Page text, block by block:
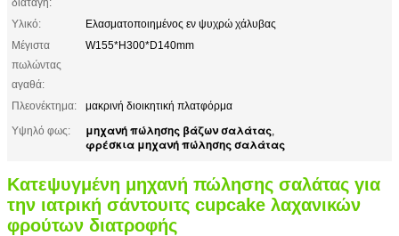
διαταγή:
Υλικό:
Ελασματοποιημένος εν ψυχρώ χάλυβας
Μέγιστα
πωλώντας
αγαθά:
W155*H300*D140mm
Πλεονέκτημα:
μακρινή διοικητική πλατφόρμα
Υψηλό φως:
μηχανή πώλησης βάζων σαλάτας,
φρέσκια μηχανή πώλησης σαλάτας
Κατεψυγμένη μηχανή πώλησης σαλάτας για
την ιατρική σάντουιτς cupcake λαχανικών
φρούτων διατροφής